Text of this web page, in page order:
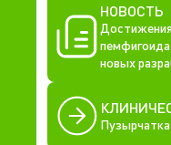
НОВОСТЬ
Достижения
новых